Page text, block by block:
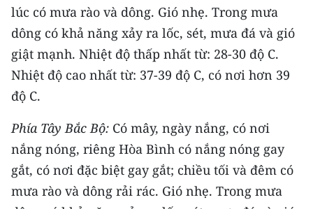
TIN MỚI
TIN ĐỊA PHƯƠNG
Trung du và miền núi phía Bắc
Đồng bằng sông Hồng
Bắc Trung Bộ
Duyên hải Nam Trung Bộ và Tây
Nguyên
lúc có mưa rào và dông. Gió nhẹ. Trong mưa
dông có khả năng xảy ra lốc, sét, mưa đá và gió
giật mạnh. Nhiệt độ thấp nhất từ: 28-30 độ C.
Nhiệt độ cao nhất từ: 37-39 độ C, có nơi hơn 39
độ C.
Phía Tây Bắc Bộ: Có mây, ngày nắng, có nơi
nắng nóng, riêng Hòa Bình có nắng nóng gay
gắt, có nơi đặc biệt gay gắt; chiều tối và đêm có
mưa rào và dông rải rác. Gió nhẹ. Trong mưa